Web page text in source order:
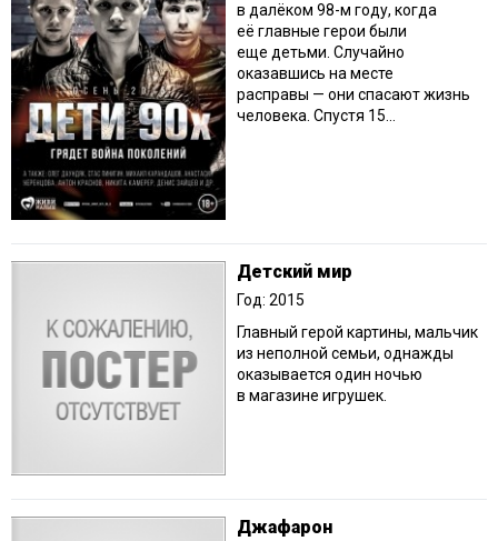
в далёком 98-м году, когда
её главные герои были
еще детьми. Случайно
оказавшись на месте
расправы — они спасают жизнь
человека. Спустя 15...
Детский мир
Год: 2015
Главный герой картины, мальчик
из неполной семьи, однажды
оказывается один ночью
в магазине игрушек.
Джафарон